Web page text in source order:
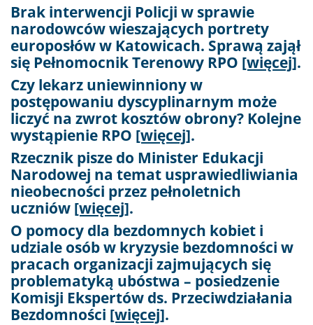
Brak interwencji Policji w sprawie
narodowców wieszających portrety
europosłów w Katowicach. Sprawą zajął
się Pełnomocnik Terenowy RPO [więcej].
Czy lekarz uniewinniony w
postępowaniu dyscyplinarnym może
liczyć na zwrot kosztów obrony? Kolejne
wystąpienie RPO [więcej].
Rzecznik pisze do Minister Edukacji
Narodowej na temat usprawiedliwiania
nieobecności przez pełnoletnich
uczniów [więcej].
O pomocy dla bezdomnych kobiet i
udziale osób w kryzysie bezdomności w
pracach organizacji zajmujących się
problematyką ubóstwa – posiedzenie
Komisji Ekspertów ds. Przeciwdziałania
Bezdomności [więcej].